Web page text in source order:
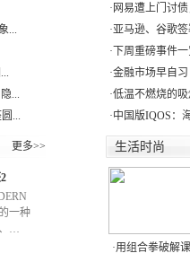
...
...
...
· 网易遭上门讨
·亚马逊、谷歌
· 下周重磅事件
·金融市场早自
·低温不燃烧的
·中国版IQOS：
更多>>
一种
…
生活时尚
·用组合拳破解